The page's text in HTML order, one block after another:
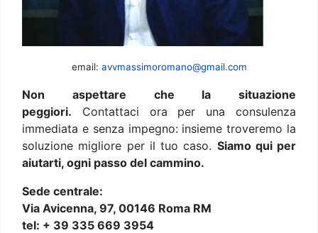
email: avvmassimoromano@gmail.com
Non aspettare che la situazione
peggiori. Contattaci ora per una consulenza
immediata e senza impegno: insieme troveremo la
soluzione migliore per il tuo caso. Siamo qui per
aiutarti, ogni passo del cammino.
Sede centrale:
Via Avicenna, 97, 00146 Roma RM
tel: + 39 335 669 3954